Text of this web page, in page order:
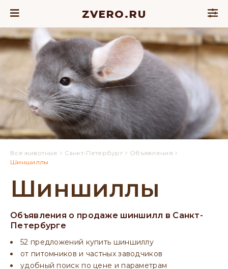
ZVERO.RU
Все животные › Санкт-Петербург › Объявления ›
Шиншиллы
Шиншиллы
Объявления о продаже шиншилл в Санкт-
Петербурге
52 предложений купить шиншиллу
от питомников и частных заводчиков
удобный поиск по цене и параметрам